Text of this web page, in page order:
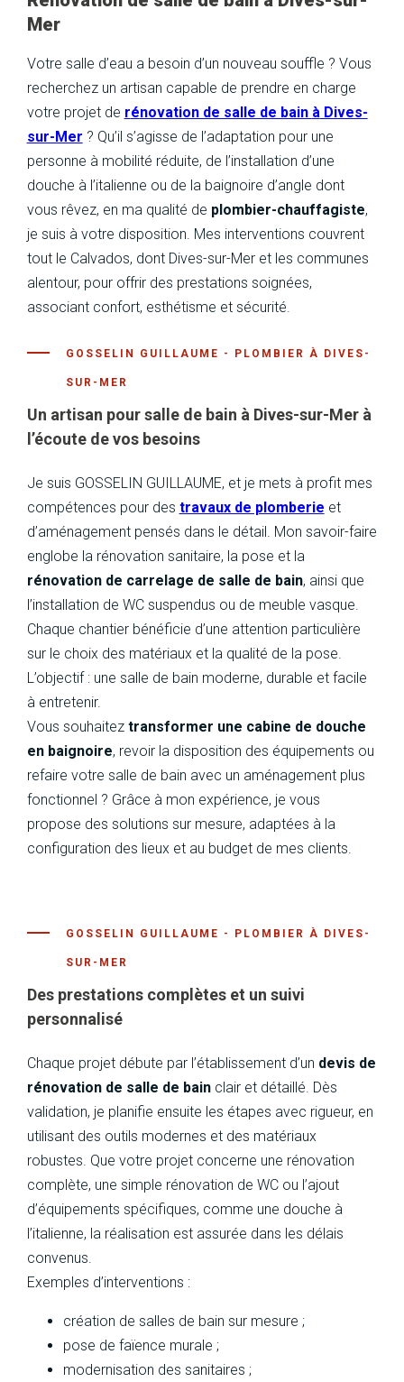
Mer
Votre salle d’eau a besoin d’un nouveau souffle ? Vous
recherchez un artisan capable de prendre en charge
votre projet de rénovation de salle de bain àDives-
sur-Mer ? Qu’il s’agisse de l’adaptation pour une
personne à mobilité réduite, de l’installation d’une
douche à l’italienne ou de la baignoire d’angle dont
vous rêvez, en ma qualité de plombier-chauffagiste,
je suis à votre disposition. Mes interventions couvrent
tout le Calvados, dont Dives-sur-Mer et les communes
alentour, pour offrir des prestations soignées,
associant confort, esthétisme et sécurité.
Un artisan pour salle de bain à Dives-sur-Mer à
l’écoute de vos besoins
Je suis GOSSELIN GUILLAUME, et je mets à profit mes
compétences pour des travaux de plomberie et
d’aménagement pensés dans le détail. Mon savoir-faire
englobe la rénovation sanitaire, la pose et la
rénovation de carrelage de salle de bain, ainsi que
l’installation de WC suspendus ou de meuble vasque.
Chaque chantier bénéficie d’une attention particulière
sur le choix des matériaux et la qualité de la pose.
L’objectif : une salle de bain moderne, durable et facile
à entretenir.
Vous souhaitez transformer une cabine de douche
en baignoire, revoir la disposition des équipements ou
refaire votre salle de bain avec un aménagement plus
fonctionnel ? Grâce à mon expérience, je vous
propose des solutions sur mesure, adaptées à la
configuration des lieux et au budget de mes clients.
Des prestations complètes et un suivi
personnalisé
Chaque projet débute par l’établissement d’un devis de
rénovation de salle de bainclair et détaillé. Dès
validation, je planifie ensuite les étapes avec rigueur, en
utilisant des outils modernes et des matériaux
robustes. Que votre projet concerne une rénovation
complète, une simple rénovation de WC ou l’ajout
d’équipements spécifiques, comme une douche à
l’italienne, la réalisation est assurée dans les délais
convenus.
Exemples d’interventions :
création de salles de bain sur mesure ;
pose de faïence murale ;
modernisation des sanitaires ;